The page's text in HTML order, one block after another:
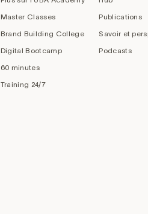
Master Classes
Brand Building College
Digital Bootcamp
60 minutes
Training 24/7
Publications
Savoir et
Podcasts